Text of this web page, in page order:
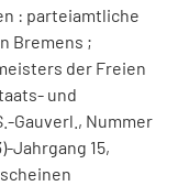
: parteiamtliche
Bremens ;
der Freien
und
Gauverl., Nummer
Jahrgang 15,